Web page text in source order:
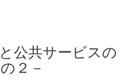
公共サービスの
２－